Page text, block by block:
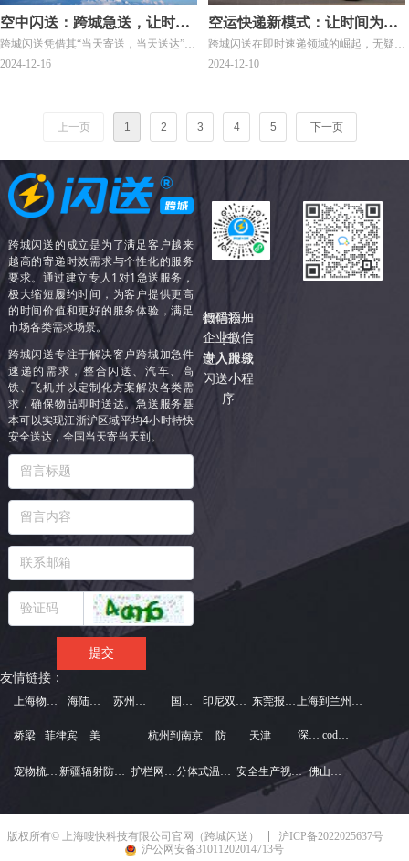
空中闪送：跨城急送，让时间
为你所用
跨城闪送凭借其“当天寄送，当天送达”的
服务承诺，迅速成为寄送急件的首选方
2024-12-16
空运快递新模式：让时间为你
加速，闪送更便捷
跨城闪送在即时速递领域的崛起，无疑给
这一行业注入了新的活力，打破了传统配
准。
2024-12-10
上一页 1 2 3 4 5 下一页
提交
跨城闪送的成立是为了满足客户越来
越高的寄递时效需求与个性化的服务
要求。通过建立专人1对1急送服务，
极大缩短履约时间，为客户提供更高
的时间价值和更好的服务体验，满足
市场各类需求场景。
跨城闪送专注于解决客户跨城加急件
速递的需求，整合闪送、汽车、高
铁、飞机并以定制化方案解决各类需
求，确保物品即时送达。急送服务基
本可以实现江浙沪区域平均4小时特快
安全送达，全国当天寄当天到。
微信扫一
扫
进入跨城
闪送小程
序
扫码添加
企业微信
专人服务
友情链接：
上海物流公司 海陆空运输 苏州物流公司 国际快递 印尼双清到门 东莞报关公司
菲律宾快递
桥梁防撞系统 美国物流 杭州到南京物流公司 防爆涂层 天津搬家公司
上海到兰州货运公司
cod消解仪
深圳物流
宠物梳厂家 新疆辐射防护工程 护栏网厂家 分体式温湿度计 安全生产视频下载 佛山云仓
版权所有© 上海嗖快科技有限公司官网（跨城闪送）
沪ICP备2022025637号
沪公网安备31011202014713号